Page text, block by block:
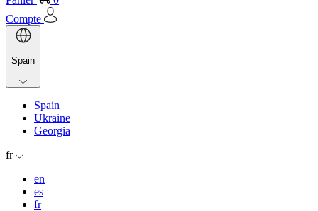
Compte
Spain
Spain
Ukraine
Georgia
fr
en
es
fr